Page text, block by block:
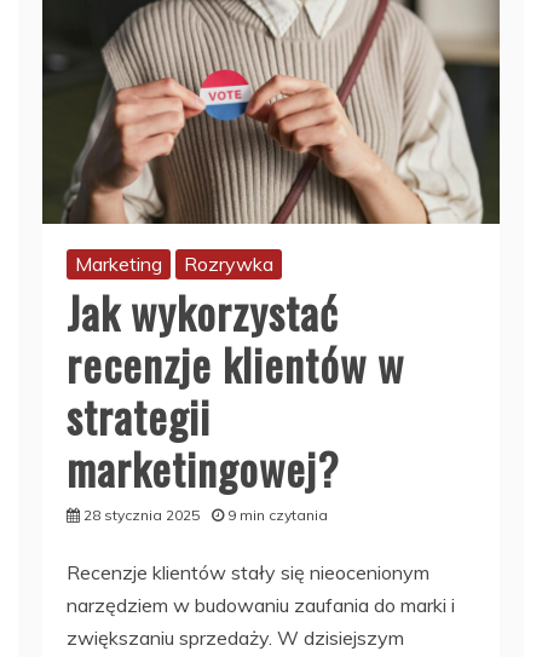
Marketing Rozrywka
Jak wykorzystać
recenzje klientów w
strategii
marketingowej?
28 stycznia 2025 9 min czytania
Recenzje klientów stały się nieocenionym
narzędziem w budowaniu zaufania do marki i
zwiększaniu sprzedaży. W dzisiejszym